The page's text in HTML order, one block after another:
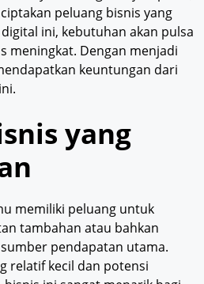
peluang bisnis yang
ini, kebutuhan akan pulsa
meningkat. Dengan menjadi
keuntungan dari
yang
memiliki peluang untuk
tambahan atau bahkan
pendapatan utama.
relatif kecil dan potensi